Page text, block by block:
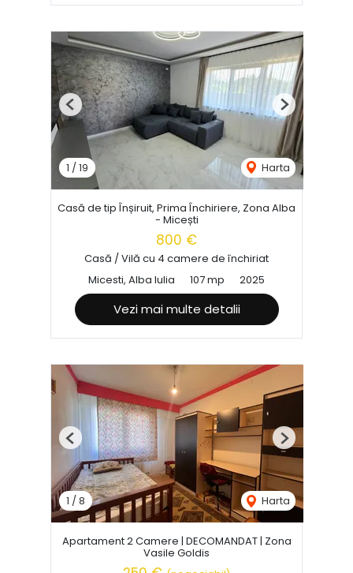
1 /19 Harta
Previous Next
Casă de tip Înșiruit, Prima Închiriere, Zona Alba
- Micești
800 €
Casă / Vilă cu 4 camere de închiriat
Micesti, Alba Iulia
107 mp 2025
Vezi mai multe detalii
1 / 8 Harta
Previous Next
Apartament 2 Camere | DECOMANDAT | Zona
Vasile Goldis